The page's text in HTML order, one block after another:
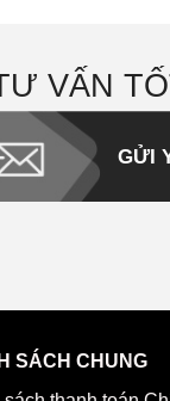
VẤN
GỬI
SÁCH CHUNG